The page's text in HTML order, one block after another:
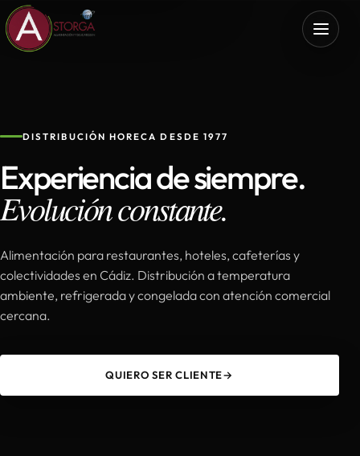
DISTRIBUCIÓN HORECA DESDE 1977
Experiencia de siempre.
Evolución constante.
Alimentación para restaurantes, hoteles, cafeterías y
colectividades en Cádiz. Distribución a temperatura
ambiente, refrigerada y congelada con atención comercial
cercana.
QUIERO SER CLIENTE→